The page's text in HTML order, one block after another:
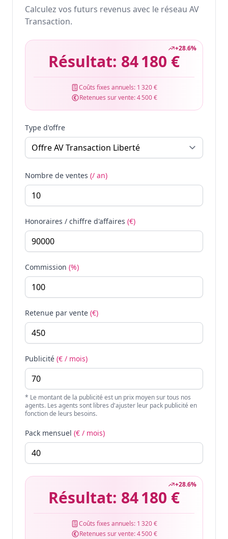
Calculez vos futurs revenus avec le réseau AV
Transaction.
+28.6%
Résultat: 84 180 €
Coûts fixes annuels: 1 320 €
Retenues sur vente:4 500 €
Type d'offre
Nombre de ventes (/ an)
Honoraires / chiffre d'affaires (€)
Commission (%)
Retenue par vente (€)
Publicité (€ / mois)
* Le montant de la publicité est un prix moyen sur tous nos
agents. Les agents sont libres d'ajuster leur pack publicité en
fonction de leurs besoins.
Pack mensuel (€ / mois)
+28.6%
Résultat: 84 180 €
Coûts fixes annuels: 1 320 €
Retenues sur vente:4 500 €